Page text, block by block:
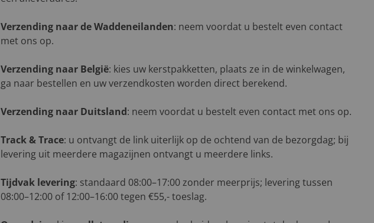
Verzending naar de Waddeneilanden: neem voordat u bestelt even contact
met ons op.
Verzending naar België: kies uw kerstpakketten, plaats ze in de winkelwagen,
ga naar bestellen en uw verzendkosten worden direct berekend.
Verzending naar Duitsland: neem voordat u bestelt even contact met ons op.
Track & Trace: u ontvangt de link uiterlijk op de ochtend van de bezorgdag; bij
levering uit meerdere magazijnen ontvangt u meerdere links.
Tijdvak levering: standaard 08:00–17:00 zonder meerprijs; levering tussen
08:00–12:00 of 12:00–16:00 tegen €55,- toeslag.